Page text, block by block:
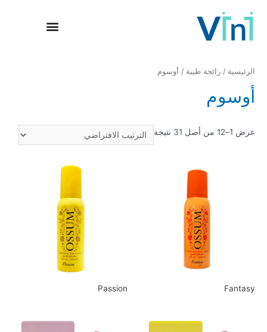
الرئيسية / رائحة طيبة / أوسوم
أوسوم
عرض 1–12 من أصل 31 نتيجة
Fantasy
Passion